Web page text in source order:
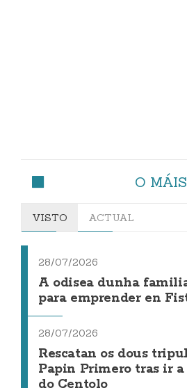
O MÁIS
VISTO ACTUAL
28/07/2026
A odisea dunha
para emprender en
28/07/2026
Rescatan os dous
Papin Primero tras ir
do Centolo